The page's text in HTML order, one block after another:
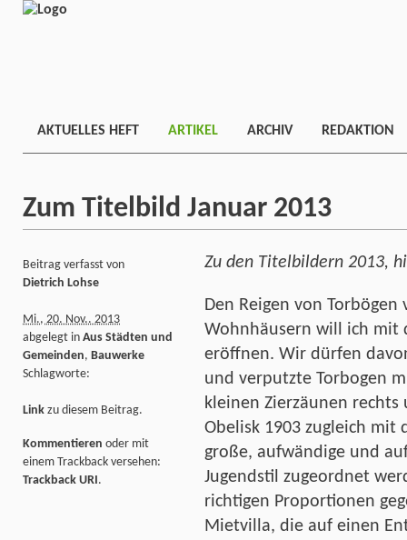
AKTUELLES HEFT ARTIKEL ARCHIV REDAKTION
Zum Titelbild Januar 2013
Zu den Titelbildern 2013,
Den Reigen von
Wohnhäusern will ich mit
eröffnen. Wir dürfen
und verputzte Torbogen
kleinen Zierzäunen
Obelisk 1903 zugleich
große, aufwändige und
Jugendstil zugeordnet
richtigen Proportionen
Mietvilla, die auf einen
Beitrag verfasst von
Dietrich Lohse
Mi., 20. Nov.. 2013
abgelegt in Aus Städten und
Gemeinden, Bauwerke
Schlagworte:
Link zu diesem Beitrag.
Kommentieren oder mit
einem Trackback versehen:
Trackback URI.